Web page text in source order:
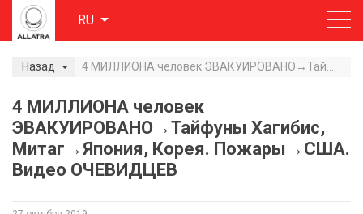
RU
Назад
4 МИЛЛИОНА человек
ЭВАКУИРОВАНО→Тайфуны Хагибис,
Митаг→Япония, Корея. Пожары→США.
Видео ОЧЕВИДЦЕВ